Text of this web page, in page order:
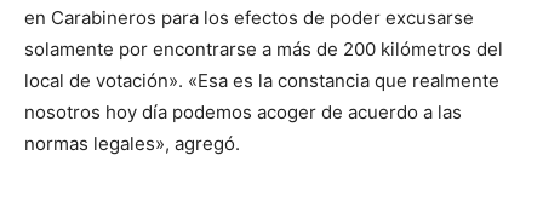
en Carabineros para los efectos de poder excusarse
solamente por encontrarse a más de 200 kilómetros del
local de votación». «Esa es la constancia que realmente
nosotros hoy día podemos acoger de acuerdo a las
normas legales», agregó.